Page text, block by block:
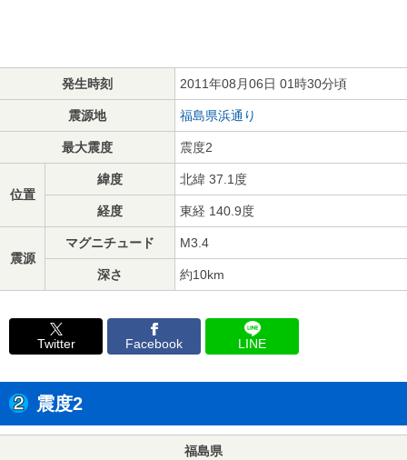
発生時刻 2011年08月06日 01時30分頃
震源地 福島県浜通り
最大震度 震度2
位置
緯度 北緯 37.1度
経度 東経 140.9度
震源
マグニチュード M3.4
深さ 約10km
Twitter Facebook LINE
震度2
福島県